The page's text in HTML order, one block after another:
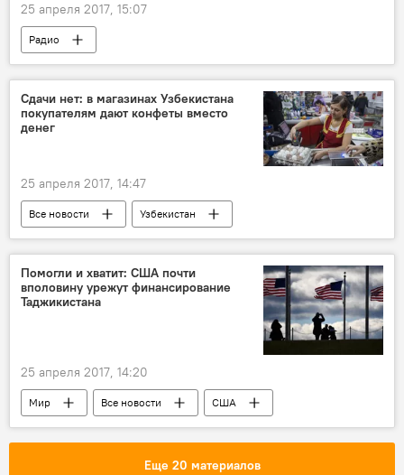
25 апреля 2017, 15:07
Радио
9 мая - День Победы в Великой Отечественной войне
Таджикистан
Сдачи нет: в магазинах Узбекистана
покупателям дают конфеты вместо
денег
25 апреля 2017, 14:47
Все новости
Узбекистан
Центральная Азия
Помогли и хватит: США почти
вполовину урежут финансирование
Таджикистана
25 апреля 2017, 14:20
Мир Все новости
США
Таджикистан
Еще 20 материалов